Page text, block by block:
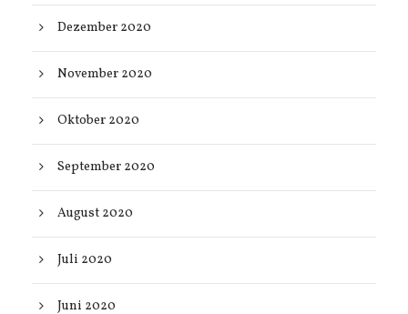
Dezember 2020
November 2020
Oktober 2020
September 2020
August 2020
Juli 2020
Juni 2020